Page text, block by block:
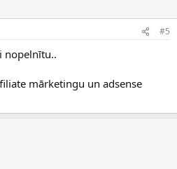
#5
nopelnītu..
mārketingu un adsense